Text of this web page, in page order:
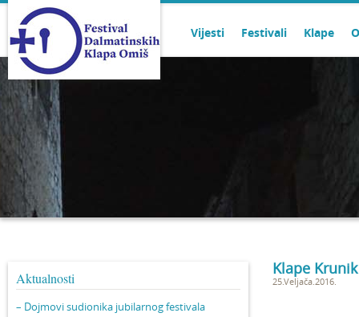
Vijesti Festivali Klape
Aktualnosti
– Dojmovi sudionika jubilarnog festivala
Klape
25.Veljača.2016.